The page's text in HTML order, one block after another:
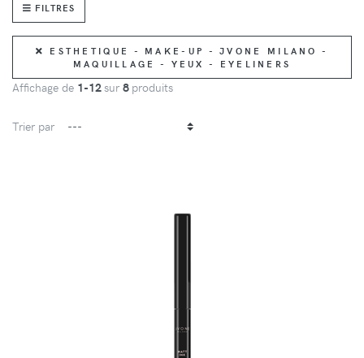
FILTRES
ESTHETIQUE - MAKE-UP - JVONE MILANO -
MAQUILLAGE - YEUX - EYELINERS
Affichage de 1-12sur 8 produits
Trier par